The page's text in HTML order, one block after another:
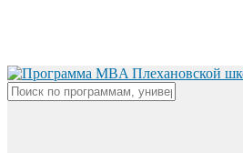
content